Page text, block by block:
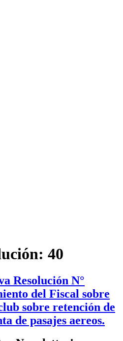
40
Resolución N°
del Fiscal sobre
sobre retención de
de pasajes aereos.